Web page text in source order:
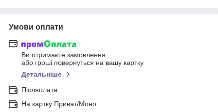
Умови оплати
Ви отримаєте замовлення
або гроші повернуться на вашу картку
Детальніше
Післяплата
На картку Приват/Моно